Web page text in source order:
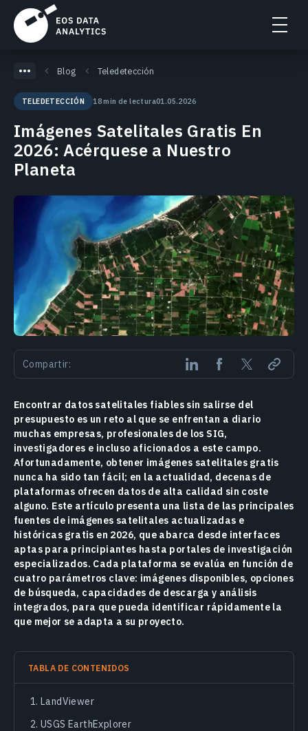
Blog Teledetección
TELEDETECCIÓN 18 min de lectura01.05.2026
Imágenes Satelitales Gratis En
2026: Acérquese a Nuestro
Planeta
Compartir:
Encontrar datos satelitales fiables sin salirse del
presupuesto es un reto al que se enfrentan a diario
muchas empresas, profesionales de los SIG,
investigadores e incluso aficionados a este campo.
Afortunadamente, obtener imágenes satelitales gratis
nunca ha sido tan fácil; en la actualidad, decenas de
plataformas ofrecen datos de alta calidad sin coste
alguno. Este artículo presenta una lista de las principales
fuentes de imágenes satelitales actualizadas e
históricas gratis en 2026, que abarca desde interfaces
aptas para principiantes hasta portales de investigación
especializados. Cada plataforma se evalúa en función de
cuatro parámetros clave: imágenes disponibles, opciones
de búsqueda, capacidades de descarga y análisis
integrados, para que pueda identificar rápidamente la
que mejor se adapta a su proyecto.
TABLA DE CONTENIDOS
LandViewer
USGS EarthExplorer